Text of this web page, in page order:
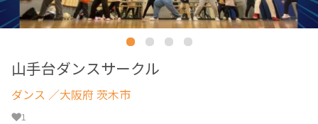
山手台ダンスサークル
ダンス ／大阪府 茨木市
1